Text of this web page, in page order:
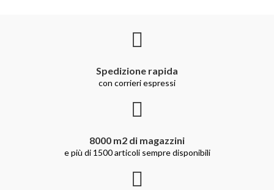
Spedizione rapida
con corrieri espressi
8000 m2 di magazzini
e più di 1500 articoli sempre disponibili